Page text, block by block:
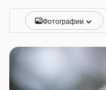
Фотографии